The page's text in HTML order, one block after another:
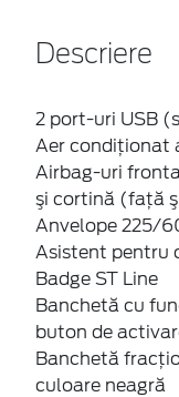
Descriere
2 port-uri USB
Aer condiţionat
Airbag-uri
şi cortină (faţă
Anvelope 225/
Asistent pentru
Badge ST Line
Banchetă cu
buton de
Banchetă
culoare neagră